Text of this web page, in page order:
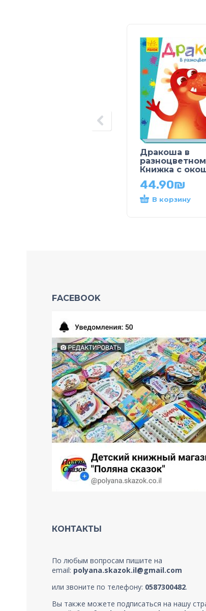
Дракоша в
Книжка с
44.90₪
В корзину
FACEBOOK
КОНТАКТЫ
По любым вопросам пишите на
email: polyana.skazok.il@gmail.com
или звоните по телефону: 0587300482.
Вы также можете подписаться на нашу